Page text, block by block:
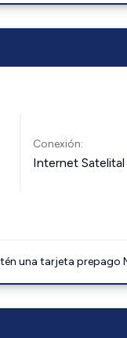
Conexión:
Internet Satelital
una tarjeta